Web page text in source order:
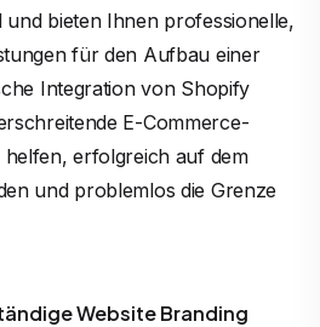
und bieten Ihnen professionelle,
für den Aufbau einer
Integration von Shopify
E-Commerce-
erfolgreich auf dem
und problemlos die Grenze
Website Branding